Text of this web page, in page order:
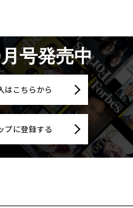
号発売中
はこちらから
プに登録する